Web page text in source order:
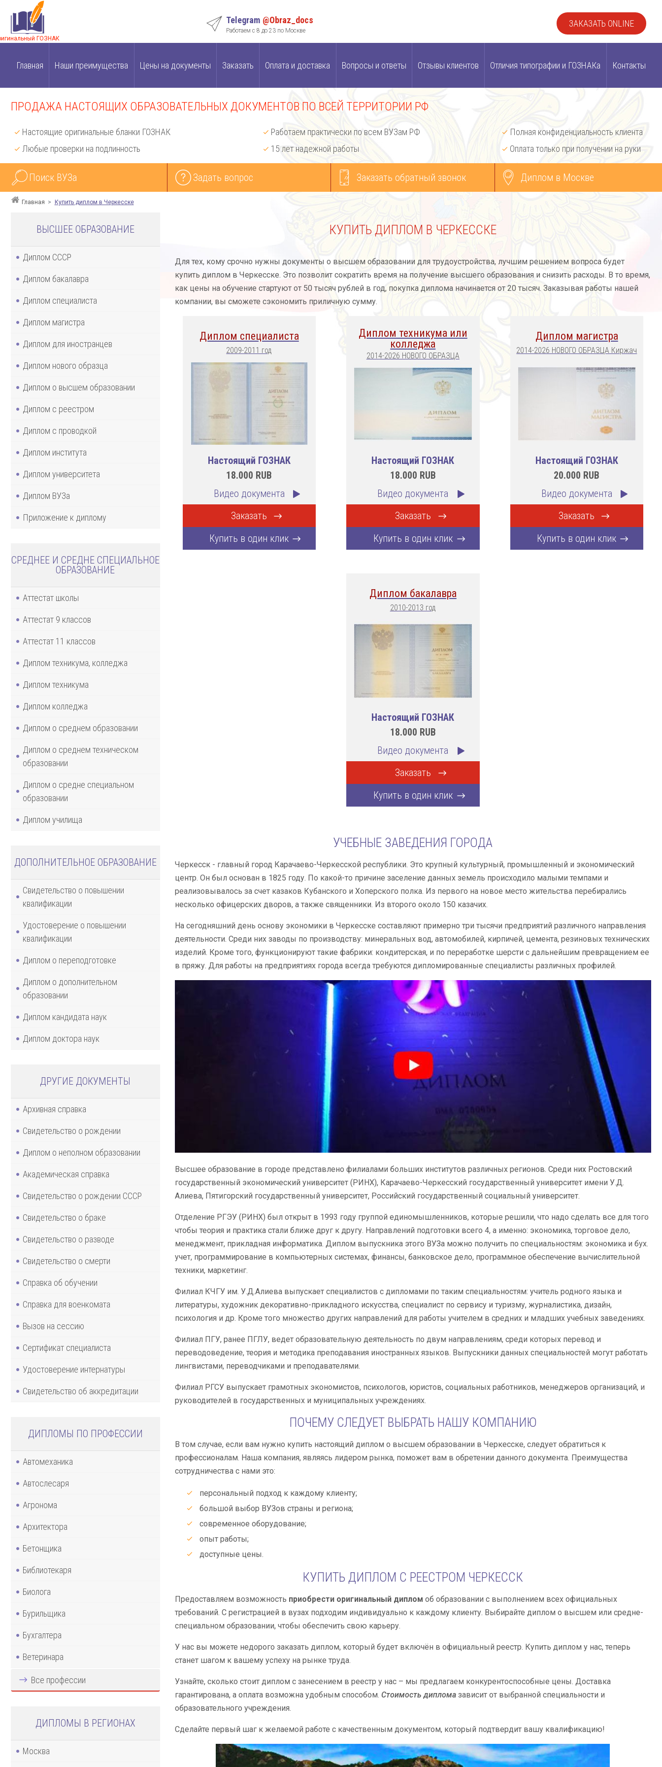
ГОЗНАК
Telegram @Obraz_docs
Работаем с 8 до 23 по Москве
ЗАКАЗАТЬ ONLINE
Главная Наши преимущества Цены на документы Заказать Оплата и доставка Вопросы и ответы Отзывы клиентов Отличия типографии и ГОЗНАКа Контакты
ПРОДАЖА НАСТОЯЩИХ ОБРАЗОВАТЕЛЬНЫХ ДОКУМЕНТОВ ПО ВСЕЙ ТЕРРИТОРИИ РФ
Настоящие оригинальные бланки ГОЗНАК
Любые проверки на подлинность
Работаем практически по всем ВУЗам РФ
15 лет надежной работы
Полная конфиденциальность клиента
Оплата только при получении на руки
Поиск ВУЗа Задать вопрос Заказать обратный звонок Диплом в Москве
Главная Купить диплом в Черкесске
ВЫСШЕЕ ОБРАЗОВАНИЕ
Диплом СССР
Диплом бакалавра
Диплом специалиста
Диплом магистра
Диплом для иностранцев
Диплом нового образца
Диплом о высшем образовании
Диплом с реестром
Диплом с проводкой
Диплом института
Диплом университета
Диплом ВУЗа
Приложение к диплому
СРЕДНЕЕ И СРЕДНЕ СПЕЦИАЛЬНОЕ
ОБРАЗОВАНИЕ
Аттестат школы
Аттестат 9 классов
Аттестат 11 классов
Диплом техникума, колледжа
Диплом техникума
Диплом колледжа
Диплом о среднем образовании
Диплом о среднем техническом
образовании
Диплом о средне специальном
образовании
Диплом училища
ДОПОЛНИТЕЛЬНОЕ ОБРАЗОВАНИЕ
Свидетельство о повышении
квалификации
Удостоверение о повышении
квалификации
Диплом о переподготовке
Диплом о дополнительном
образовании
Диплом кандидата наук
Диплом доктора наук
ДРУГИЕ ДОКУМЕНТЫ
Архивная справка
Свидетельство о рождении
Диплом о неполном образовании
Академическая справка
Свидетельство о рождении СССР
Свидетельство о браке
Свидетельство о разводе
Свидетельство о смерти
Справка об обучении
Справка для военкомата
Вызов на сессию
Сертификат специалиста
Удостоверение интернатуры
Свидетельство об аккредитации
ДИПЛОМЫ ПО ПРОФЕССИИ
Автомеханика
Автослесаря
Агронома
Архитектора
Бетонщика
Библиотекаря
Биолога
Бурильщика
Бухгалтера
Ветеринара
Все профессии
ДИПЛОМЫ В РЕГИОНАХ
Москва
КУПИТЬ ДИПЛОМ В ЧЕРКЕССКЕ
Для тех, кому срочно нужны документы о высшем образовании для трудоустройства, лучшим решением вопроса будет
купить диплом в Черкесске. Это позволит сократить время на получение высшего образования и снизить расходы. В то время,
как цены на обучение стартуют от 50 тысяч рублей в год, покупка диплома начинается от 20 тысяч. Заказывая работы нашей
компании, вы сможете сэкономить приличную сумму.
Диплом специалиста
2009-2011 год
Настоящий ГОЗНАК
18.000 RUB
Видео документа
Заказать
Купить в один клик
Диплом техникума или
колледжа
2014-2026 НОВОГО ОБРАЗЦА
Настоящий ГОЗНАК
18.000 RUB
Видео документа
Заказать
Купить в один клик
Диплом магистра
2014-2026 НОВОГО ОБРАЗЦА Киржач
Настоящий ГОЗНАК
20.000 RUB
Видео документа
Заказать
Купить в один клик
Диплом бакалавра
2010-2013 год
Настоящий ГОЗНАК
18.000 RUB
Видео документа
Заказать
Купить в один клик
УЧЕБНЫЕ ЗАВЕДЕНИЯ ГОРОДА
Черкесск - главный город Карачаево-Черкесской республики. Это крупный культурный, промышленный и экономический
центр. Он был основан в 1825 году. По какой-то причине заселение данных земель происходило малыми темпами и
реализовывалось за счет казаков Кубанского и Хоперского полка. Из первого на новое место жительства перебирались
несколько офицерских дворов, а также священники. Из второго около 150 казачих.
На сегодняшний день основу экономики в Черкесске составляют примерно три тысячи предприятий различного направления
деятельности. Среди них заводы по производству: минеральных вод, автомобилей, кирпичей, цемента, резиновых технических
изделий. Кроме того, функционируют такие фабрики: кондитерская, и по переработке шерсти с дальнейшим превращением ее
в пряжу. Для работы на предприятиях города всегда требуются дипломированные специалисты различных профилей.
Высшее образование в городе представлено филиалами больших институтов различных регионов. Среди них Ростовский
государственный экономический университет (РИНХ), Карачаево-Черкесский государственный университет имени У.Д.
Алиева, Пятигорский государственный университет, Российский государственный социальный университет.
Отделение РГЭУ (РИНХ) был открыт в 1993 году группой единомышленников, которые решили, что надо сделать все для того
чтобы теория и практика стали ближе друг к другу. Направлений подготовки всего 4, а именно: экономика, торговое дело,
менеджмент, прикладная информатика. Диплом выпускника этого ВУЗа можно получить по специальностям: экономика и бух.
учет, программирование в компьютерных системах, финансы, банковское дело, программное обеспечение вычислительной
техники, маркетинг.
Филиал КЧГУ им. У.Д.Алиева выпускает специалистов с дипломами по таким специальностям: учитель родного языка и
литературы, художник декоративно-прикладного искусства, специалист по сервису и туризму, журналистика, дизайн,
психология и др. Кроме того множество других направлений для работы учителем в средних и младших учебных заведениях.
Филиал ПГУ, ранее ПГЛУ, ведет образовательную деятельность по двум направлениям, среди которых перевод и
переводоведение, теория и методика преподавания иностранных языков. Выпускники данных специальностей могут работать
лингвистами, переводчиками и преподавателями.
Филиал РГСУ выпускает грамотных экономистов, психологов, юристов, социальных работников, менеджеров организаций, и
руководителей в государственных и муниципальных учреждениях.
ПОЧЕМУ СЛЕДУЕТ ВЫБРАТЬ НАШУ КОМПАНИЮ
В том случае, если вам нужно купить настоящий диплом о высшем образовании в Черкесске, следует обратиться к
профессионалам. Наша компания, являясь лидером рынка, поможет вам в обретении данного документа. Преимущества
сотрудничества с нами это:
персональный подход к каждому клиенту;
большой выбор ВУЗов страны и региона;
современное оборудование;
опыт работы;
доступные цены.
КУПИТЬ ДИПЛОМ С РЕЕСТРОМ ЧЕРКЕССК
Предоставляем возможность приобрести оригинальный диплом об образовании с выполнением всех официальных
требований. С регистрацией в вузах подходим индивидуально к каждому клиенту. Выбирайте диплом о высшем или средне-
специальном образовании, чтобы обеспечить свою карьеру.
У нас вы можете недорого заказать диплом, который будет включён в официальный реестр. Купить диплом у нас, теперь
станет шагом к вашему успеху на рынке труда.
Узнайте, сколько стоит диплом с занесением в реестр у нас – мы предлагаем конкурентоспособные цены. Доставка
гарантирована, а оплата возможна удобным способом. Стоимость дипломазависит от выбранной специальности и
образовательного учреждения.
Сделайте первый шаг к желаемой работе с качественным документом, который подтвердит вашу квалификацию!